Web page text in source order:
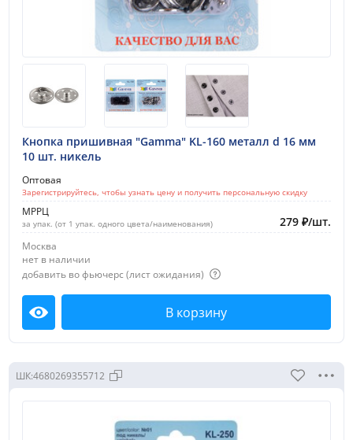
нержавеющий сплав
пластик
цинковый сплав
Цвет
Белый
Под золото
Количество в пачке:
Кнопка пришивная "Gamma" KL-160 металл d 16 мм
10 шт. никель
Оптовая
Зарегистрируйтесь, чтобы узнать цену и получить персональную скидку
МРРЦ
за упак. (от 1 упак. одного цвета/наименования) 279 ₽/шт.
Москва
нет в наличии
добавить во фьючерс (лист ожидания)
Посмотреть В корзину
ШК:4680269355712